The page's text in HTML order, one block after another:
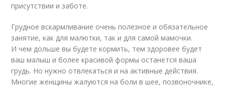
присутствии и заботе.
Грудное вскармливание очень полезное и обязательное
занятие, как для малютки, так и для самой мамочки.
И чем дольше вы будете кормить, тем здоровее будет
ваш малыш и более красивой формы останется ваша
грудь. Но нужно отвлекаться и на активные действия.
Многие женщины жалуются на боли в шее, позвоночнике,